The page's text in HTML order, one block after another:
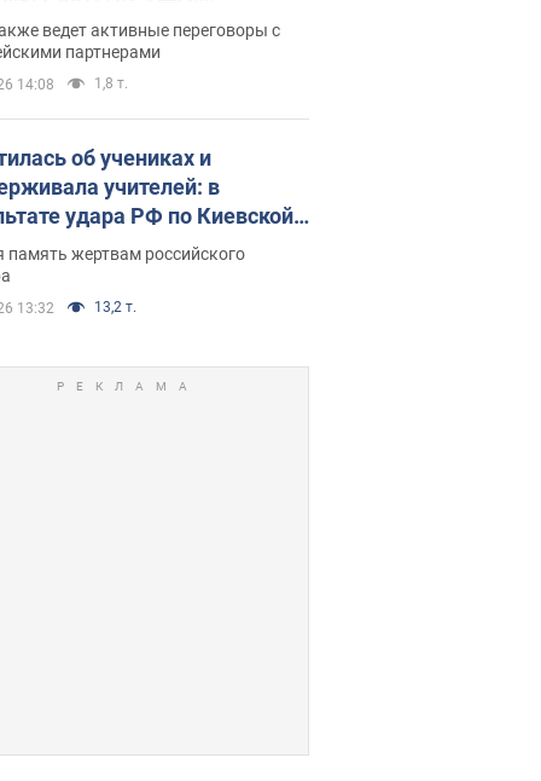
раскрыл подробности
ведет активные переговоры с
партнерами
14:08 1,8 т.
об учениках и
учителей: в
удара РФ по Киевской
погибли директор
лицея, её муж и внук
память жертвам российского
13:32 13,2 т.